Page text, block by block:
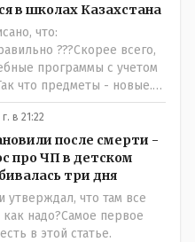
спешно установили и
впервые поставили
То есть первая
вторая часть -
все уже было
в школах Казахстана
что:
???Скорее всего,
программы с учетом
что предметы - новые.
в 21:22
после смерти -
про ЧП в детском
три дня
утверждал, что там все
надо?Самое первое
в этой статье.